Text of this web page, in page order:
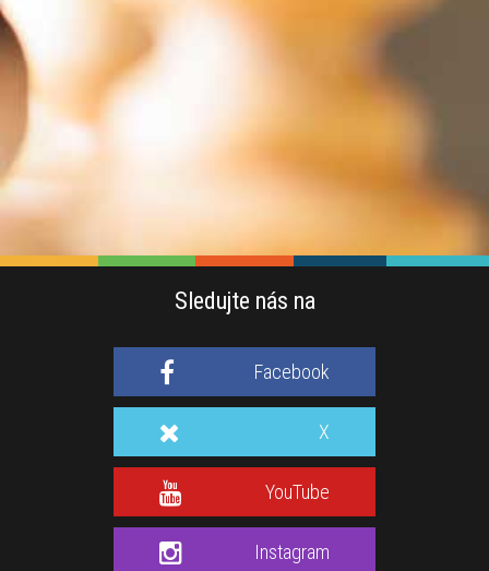
Sledujte nás na
Facebook
X
YouTube
Instagram